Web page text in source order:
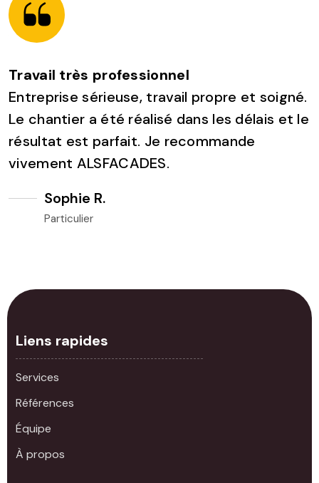
Travail très professionnel
Entreprise sérieuse, travail propre et soigné.
Le chantier a été réalisé dans les délais et le
résultat est parfait. Je recommande
vivement ALSFACADES.
Sophie R.
Particulier
Liens rapides
Services
Références
Équipe
À propos